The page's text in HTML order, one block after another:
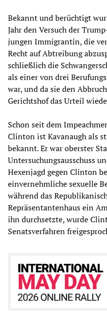
Bekannt und berüchtigt
Jahr den Versuch der
jungen Immigrantin, die
Recht auf Abtreibung
schließlich die
als einer von drei
war, und da sie den
Gerichtshof das Urteil
Schon seit dem
Clinton ist Kavanaugh als
bekannt. Er war oberster
Untersuchungsausschuss
Hexenjagd gegen Clinton
einvernehmliche sexuelle
während das
Repräsentantenhaus ein
ihn durchsetzte, wurde
Senatsverfahren